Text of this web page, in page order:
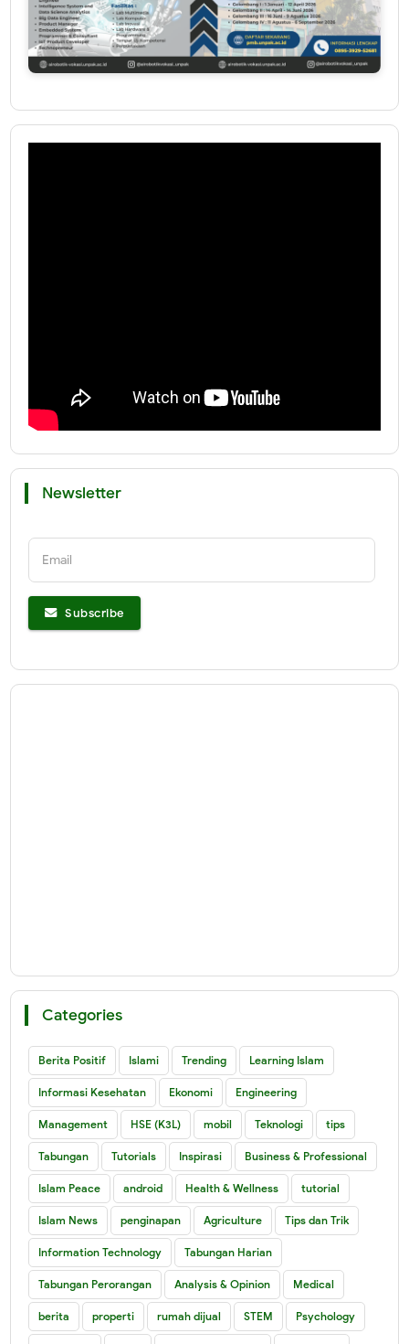
Newsletter
Email
Subscribe
Categories
Berita Positif Islami Trending Learning Islam
Informasi Kesehatan Ekonomi Engineering
Management HSE (K3L) mobil Teknologi tips
Tabungan Tutorials Inspirasi Business & Professional
Islam Peace android Health & Wellness tutorial
Islam News penginapan Agriculture Tips dan Trik
Information Technology Tabungan Harian
Tabungan Perorangan Analysis & Opinion Medical
berita properti rumah dijual STEM Psychology